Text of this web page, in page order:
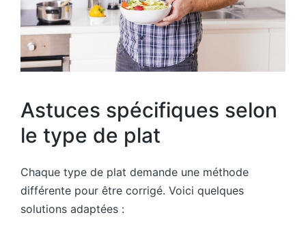
Astuces spécifiques selon
le type de plat
Chaque type de plat demande une méthode
différente pour être corrigé. Voici quelques
solutions adaptées :